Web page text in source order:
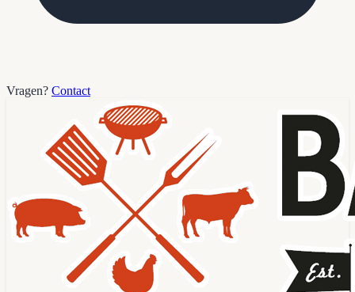
Vragen? Contact